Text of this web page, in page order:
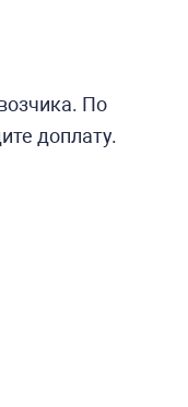
По
доплату.